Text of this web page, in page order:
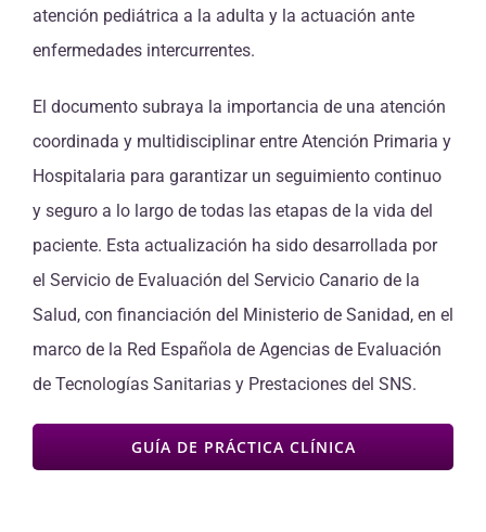
atención pediátrica a la adulta y la actuación ante
enfermedades intercurrentes.
El documento subraya la importancia de una atención
coordinada y multidisciplinar entre Atención Primaria y
Hospitalaria para garantizar un seguimiento continuo
y seguro a lo largo de todas las etapas de la vida del
paciente. Esta actualización ha sido desarrollada por
el Servicio de Evaluación del Servicio Canario de la
Salud, con financiación del Ministerio de Sanidad, en el
marco de la Red Española de Agencias de Evaluación
de Tecnologías Sanitarias y Prestaciones del SNS.
GUÍA DE PRÁCTICA CLÍNICA